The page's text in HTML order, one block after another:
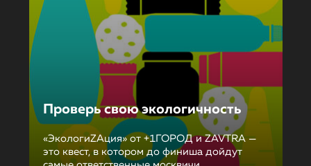
Проверь свою экологичность
«ЭкологиZAция» от +1ГОРОД и ZAVTRA —
это квест, в котором до финиша дойдут